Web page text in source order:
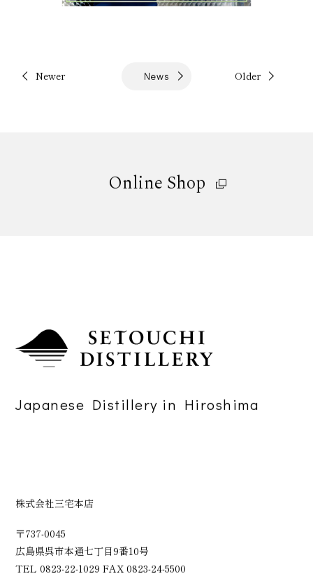
Newer News Older
Online Shop
Japanese Distillery in Hiroshima
株式会社三宅本店
〒737-0045
広島県呉市本通七丁目9番10号
TEL 0823-22-1029 FAX 0823-24-5500